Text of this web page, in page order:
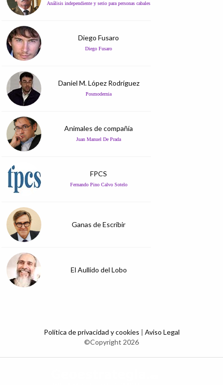
Análisis independiente y serio para personas cabales
Diego Fusaro
Diego Fusaro
Daniel M. López Rodríguez
Posmodernia
Animales de compañía
Juan Manuel De Prada
FPCS
Fernando Pino Calvo Sotelo
Ganas de Escribir
El Aullido del Lobo
Política de privacidad y cookies | Aviso Legal
©Copyright 2026